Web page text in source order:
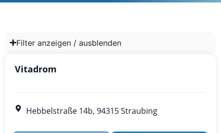
Filter anzeigen / ausblenden
Vitadrom
Hebbelstraße 14b, 94315 Straubing